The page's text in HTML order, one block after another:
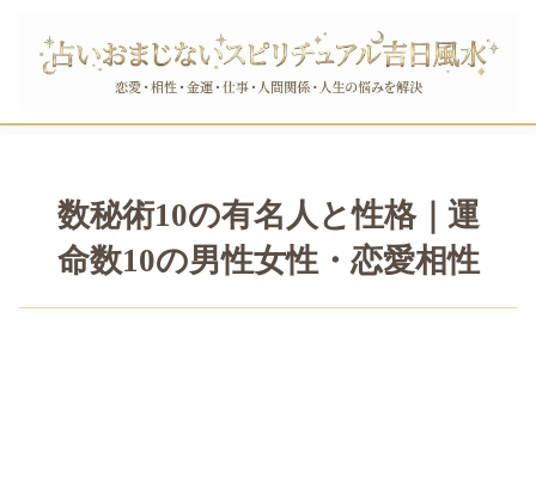
数秘術10の有名人と性格｜運
命数10の男性女性・恋愛相性